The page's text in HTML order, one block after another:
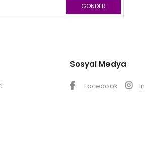
GÖNDER
Sosyal Medya
Facebook